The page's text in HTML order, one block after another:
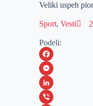
Veliki uspeh
Sport,Vesti
Podeli:
F
a
c
M
eL